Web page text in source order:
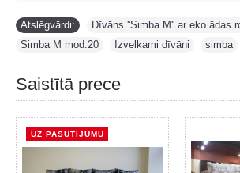
Atslēgvārdi: Dīvāns ''Simba M'' ar eko ādas
Simba M mod.20
Izvelkami dīvāni simba
Saistītā prece
UZ PASŪTĪJUMU